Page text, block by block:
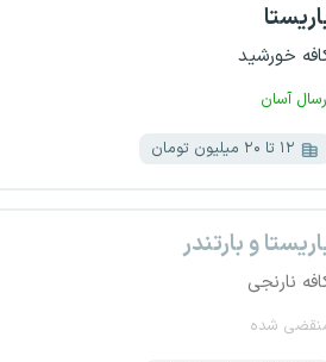
خورشید
آسان
۱۲ تا ۲۰ میلیون تومان
و بارتندر
نارنجی
شده